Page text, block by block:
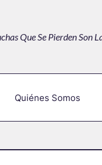
Que Se Pierden Son
Quiénes Somos